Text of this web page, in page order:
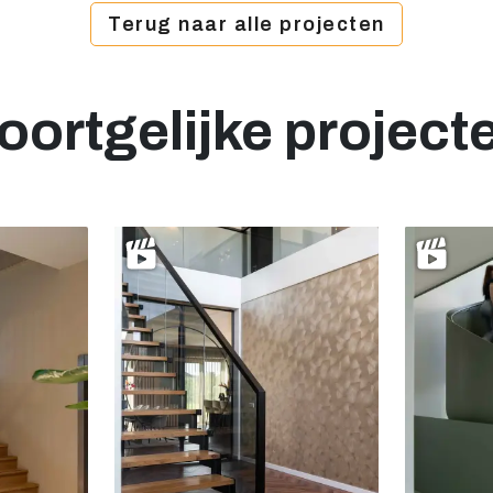
Terug naar alle projecten